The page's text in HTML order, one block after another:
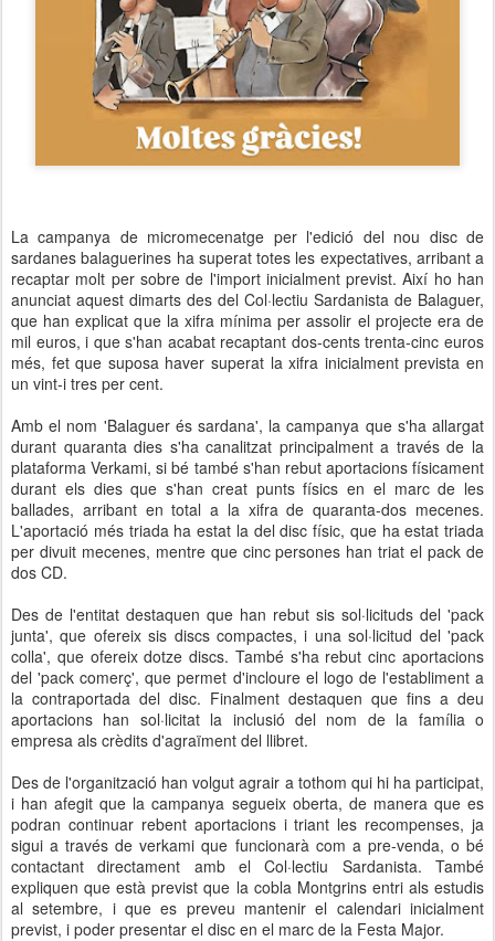
La campanya de micromecenatge per l'edició del nou disc de
sardanes balaguerines ha superat totes les expectatives, arribant a
recaptar molt per sobre de l'import inicialment previst. Així ho han
anunciat aquest dimarts des del Col·lectiu Sardanista de Balaguer,
que han explicat que la xifra mínima per assolir el projecte era de
mil euros, i que s'han acabat recaptant dos-cents trenta-cinc euros
més, fet que suposa haver superat la xifra inicialment prevista en
un vint-i tres per cent.
Amb el nom 'Balaguer és sardana', la campanya que s'ha allargat
durant quaranta dies s'ha canalitzat principalment a través de la
plataforma Verkami, si bé també s'han rebut aportacions físicament
durant els dies que s'han creat punts físics en el marc de les
ballades, arribant en total a la xifra de quaranta-dos mecenes.
L'aportació més triada ha estat la del disc físic, que ha estat triada
per divuit mecenes, mentre que cinc persones han triat el pack de
dos CD.
Des de l'entitat destaquen que han rebut sis sol·licituds del 'pack
junta', que ofereix sis discs compactes, i una sol·licitud del 'pack
colla', que ofereix dotze discs. També s'ha rebut cinc aportacions
del 'pack comerç', que permet d'incloure el logo de l'establiment a
la contraportada del disc. Finalment destaquen que fins a deu
aportacions han sol·licitat la inclusió del nom de la família o
empresa als crèdits d'agraïment del llibret.
Des de l'organització han volgut agrair a tothom qui hi ha participat,
i han afegit que la campanya segueix oberta, de manera que es
podran continuar rebent aportacions i triant les recompenses, ja
sigui a través de verkami que funcionarà com a pre-venda, o bé
contactant directament amb el Col·lectiu Sardanista. També
expliquen que està previst que la cobla Montgrins entri als estudis
al setembre, i que es preveu mantenir el calendari inicialment
previst, i poder presentar el disc en el marc de la Festa Major.